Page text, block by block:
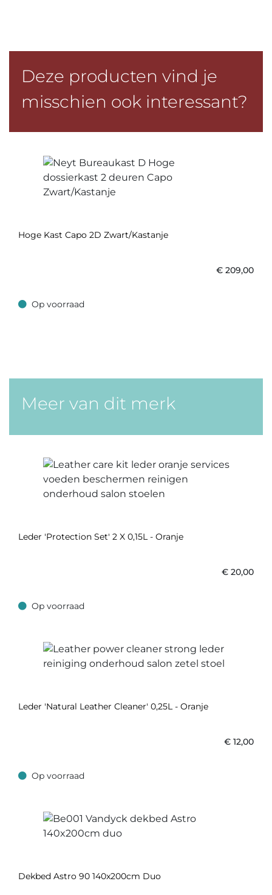
Deze producten vind je
misschien ook interessant?
Hoge Kast Capo 2D Zwart/Kastanje
€ 209,00
Op voorraad
Op voorraad
Meer van dit merk
Leder 'Protection Set' 2 X 0,15L - Oranje
€ 20,00
Op voorraad
Op voorraad
Leder 'Natural Leather Cleaner' 0,25L - Oranje
€ 12,00
Op voorraad
Op voorraad
Dekbed Astro 90 140x200cm Duo